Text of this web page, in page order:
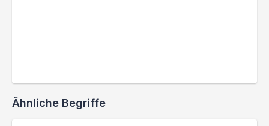
Ähnliche Begriffe